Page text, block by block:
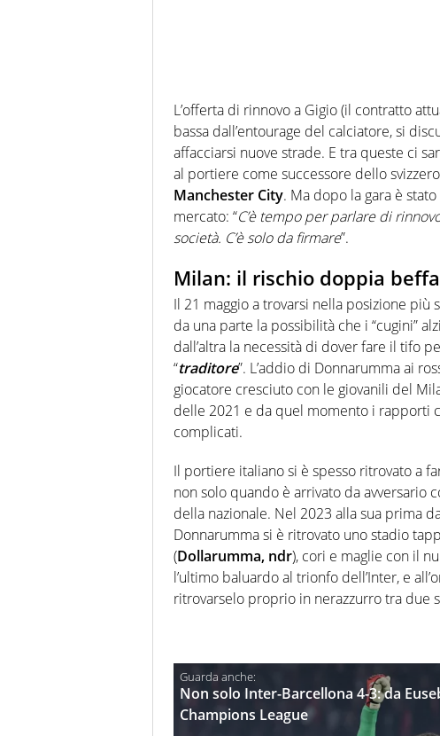
L’offerta di rinnovo a Gigio (il contratto
bassa dall’entourage del calciatore, si
affacciarsi nuove strade. E tra queste ci
al portiere come successore dello svizzero
Manchester City. Ma dopo la gara è
mercato: “C’è tempo per parlare di
società. C’è solo da firmare”.
Milan: il rischio doppia
Il 21 maggio a trovarsi nella posizione
da una parte la possibilità che i “cugini”
dall’altra la necessità di dover fare il tifo
“traditore”. L’addio di Donnarumma ai
giocatore cresciuto con le giovanili del
delle 2021 e da quel momento i rapporti
complicati.
Il portiere italiano si è spesso ritrovato a
non solo quando è arrivato da avversario
della nazionale. Nel 2023 alla sua prima
Donnarumma si è ritrovato uno stadio
(Dollarumma, ndr), cori e maglie con il
l’ultimo baluardo al trionfo dell’Inter, e
ritrovarselo proprio in nerazzurro tra due
Non solo Inter-Barcellona 4-3: da
Champions League